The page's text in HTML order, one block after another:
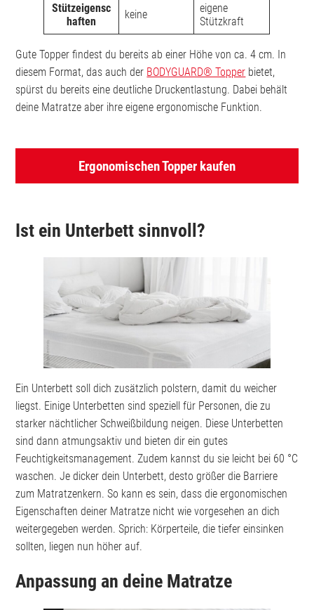
Stützeigensc
haften
keine
eigene
Stützkraft
Gute Topper findest du bereits ab einer Höhe von ca. 4 cm. In
diesem Format, das auch der BODYGUARD® Topper bietet,
spürst du bereits eine deutliche Druckentlastung. Dabei behält
deine Matratze aber ihre eigene ergonomische Funktion.
Ergonomischen Topper kaufen
Ist ein Unterbett sinnvoll?
Ein Unterbett soll dich zusätzlich polstern, damit du weicher
liegst. Einige Unterbetten sind speziell für Personen, die zu
starker nächtlicher Schweißbildung neigen. Diese Unterbetten
sind dann atmungsaktiv und bieten dir ein gutes
Feuchtigkeitsmanagement. Zudem kannst du sie leicht bei 60 °C
waschen. Je dicker dein Unterbett, desto größer die Barriere
zum Matratzenkern. So kann es sein, dass die ergonomischen
Eigenschaften deiner Matratze nicht wie vorgesehen an dich
weitergegeben werden. Sprich: Körperteile, die tiefer einsinken
sollten, liegen nun höher auf.
Anpassung an deine Matratze